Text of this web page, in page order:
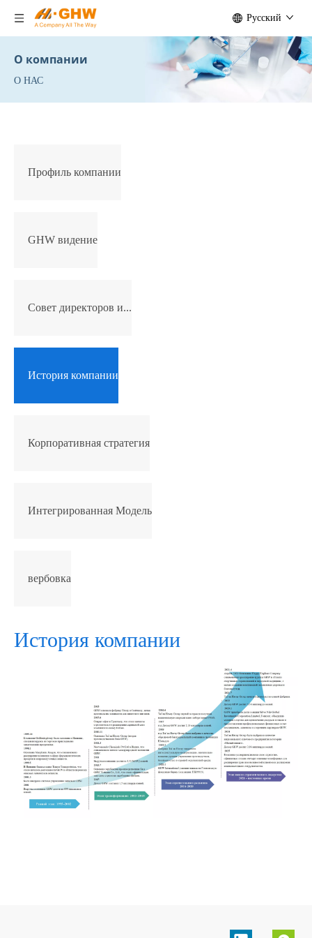
Pусский
О компании
О НАС
Профиль компании
GHW видение
Совет директоров и...
История компании
Корпоративная стратегия
Интегрированная Модель
вербовка
История компании